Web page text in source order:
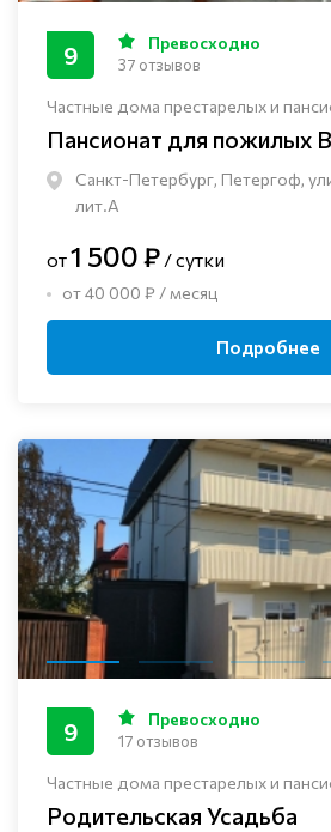
Частные дома престарелых и
Пансионат для пожилых
Санкт-Петербург, Петергоф,
лит.А
9 Превосходно
37 отзывов
от1 500 ₽ / сутки
от 40 000 ₽ / месяц
Подробнее
Частные дома престарелых и
Родительская Усадьба
9 Превосходно
17 отзывов